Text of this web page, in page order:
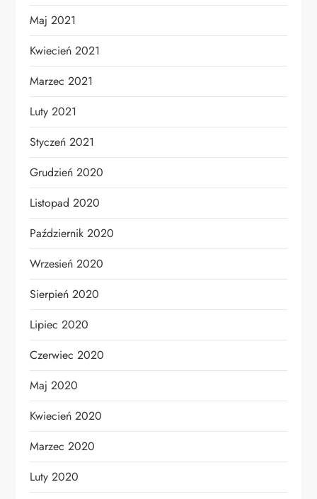
Maj 2021
Kwiecień 2021
Marzec 2021
Luty 2021
Styczeń 2021
Grudzień 2020
Listopad 2020
Październik 2020
Wrzesień 2020
Sierpień 2020
Lipiec 2020
Czerwiec 2020
Maj 2020
Kwiecień 2020
Marzec 2020
Luty 2020